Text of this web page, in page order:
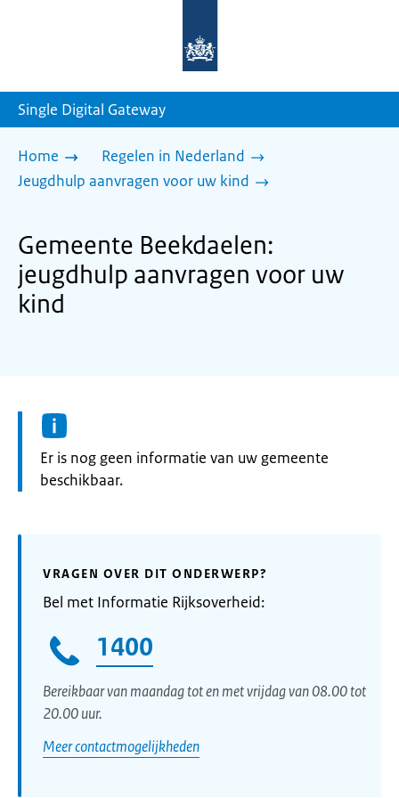
homepage
Single Digital Gateway
Home
Regelen in Nederland
Jeugdhulp aanvragen voor uw kind
Gemeente Beekdaelen:
jeugdhulp aanvragen voor uw
kind
Informatie:
Er is nog geen informatie van uw gemeente
beschikbaar.
VRAGEN OVER DIT ONDERWERP?
Bel met Informatie Rijksoverheid:
1400
Bereikbaar van maandag tot en met vrijdag van 08.00 tot
20.00 uur.
Meer contactmogelijkheden